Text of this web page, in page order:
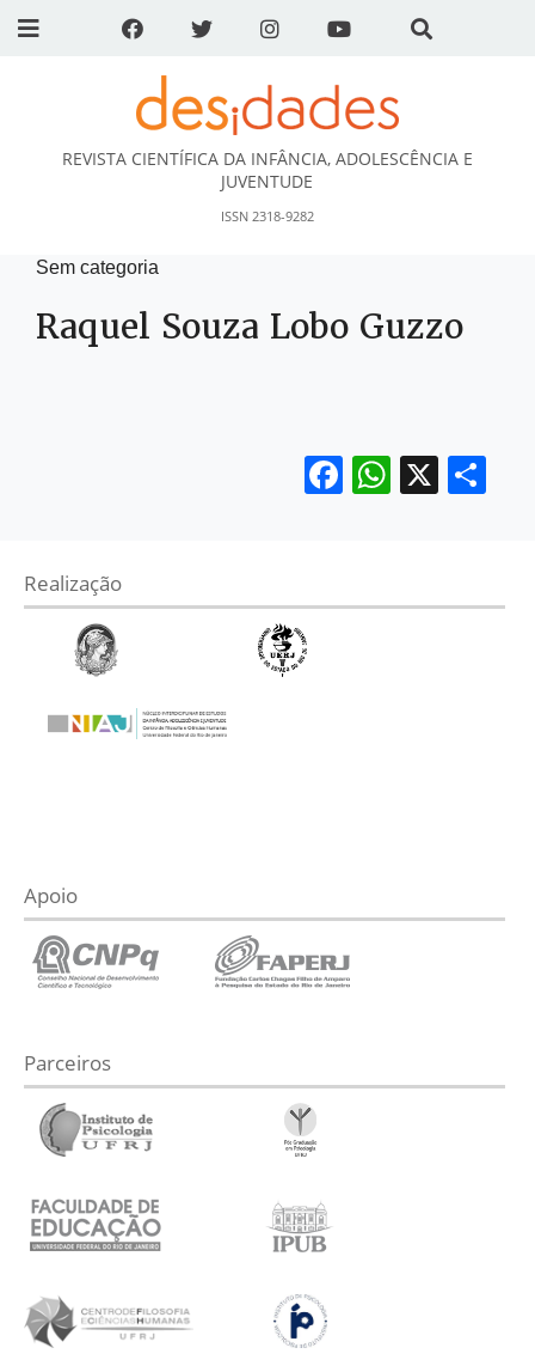
DESidades
REVISTA CIENTÍFICA DA INFÂNCIA, ADOLESCÊNCIA E
JUVENTUDE
ISSN 2318-9282
Sem categoria
Raquel Souza Lobo Guzzo
Facebook
X
Realização
Apoio
Parceiros